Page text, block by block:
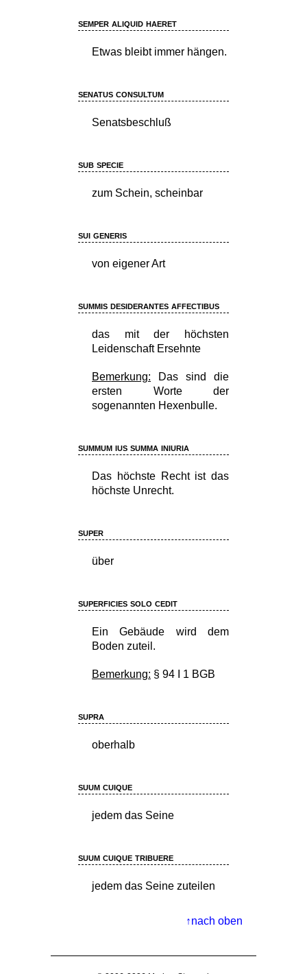
semper aliquid haeret
Etwas bleibt immer hängen.
senatus consultum
Senatsbeschluß
sub specie
zum Schein, scheinbar
sui generis
von eigener Art
summis desiderantes affectibus
das mit der höchsten
Leidenschaft Ersehnte
Bemerkung: Das sind die
ersten Worte der
sogenannten Hexenbulle.
summum ius summa iniuria
Das höchste Recht ist das
höchste Unrecht.
super
über
superficies solo cedit
Ein Gebäude wird dem
Boden zuteil.
Bemerkung: § 94 I 1 BGB
supra
oberhalb
suum cuique
jedem das Seine
suum cuique tribuere
jedem das Seine zuteilen
nach oben